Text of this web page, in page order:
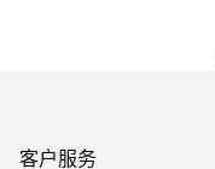
客户服务